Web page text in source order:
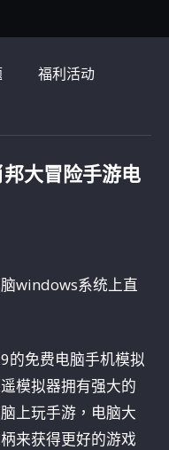
福利活动
大冒险手游电
windows系统上直
的免费电脑手机模拟
模拟器拥有强大的
上玩手游，电脑大
来获得更好的游戏